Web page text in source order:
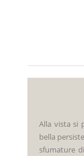
Alla vista si
bella
sfumature